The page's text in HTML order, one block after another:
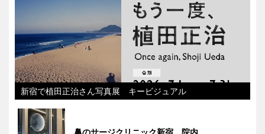
新宿で植田正治さん写真展 キービジュアル